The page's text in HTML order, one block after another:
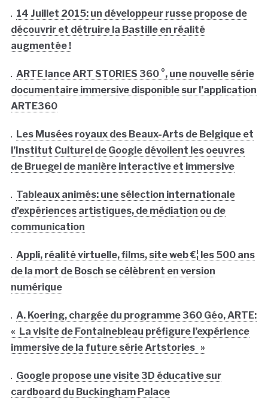
. 14 Juillet 2015: un développeur russe propose de
découvrir et détruire la Bastille en réalité
augmentée !
. ARTE lance ART STORIES 360 °, une nouvelle série
documentaire immersive disponible sur l’application
ARTE360
. Les Musées royaux des Beaux-Arts de Belgique et
l’Institut Culturel de Google dévoilent les oeuvres
de Bruegel de manière interactive et immersive
. Tableaux animés: une sélection internationale
d’expériences artistiques, de médiation ou de
communication
. Appli, réalité virtuelle, films, site web €¦ les 500 ans
de la mort de Bosch se célèbrent en version
numérique
. A. Koering, chargée du programme 360 Géo, ARTE:
« La visite de Fontainebleau préfigure l’expérience
immersive de la future série Artstories »
. Google propose une visite 3D éducative sur
cardboard du Buckingham Palace